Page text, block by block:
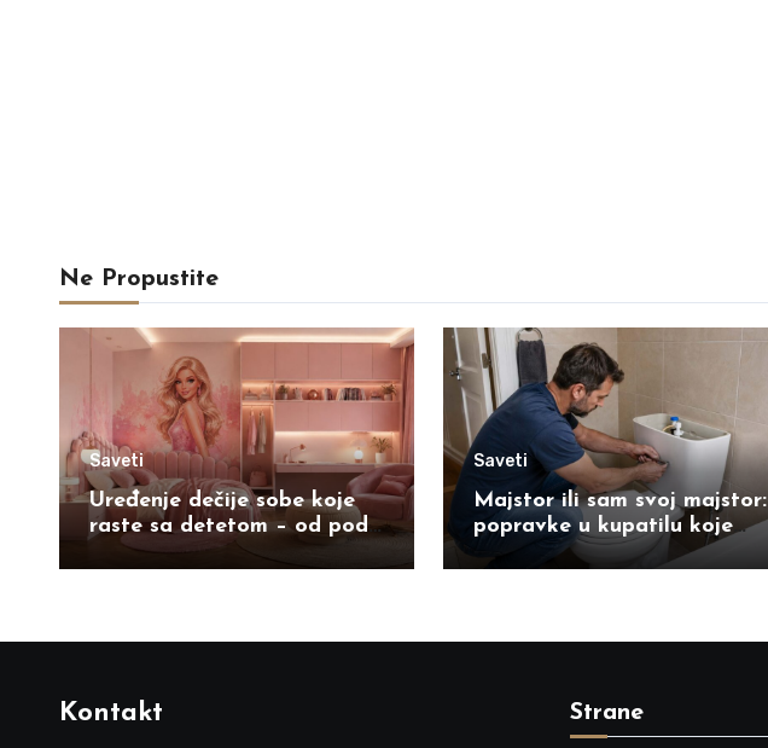
Ne Propustite
Saveti
Uređenje dečije sobe koje
raste sa detetom – od poda
do plafona
Saveti
Majstor ili sam svoj majstor:
popravke u kupatilu koje
možete uraditi sami
Kontakt Strane